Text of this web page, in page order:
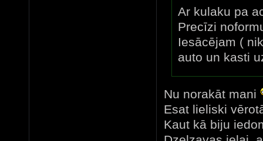
Ar kulaku pa
Precīzi
Iesācējam (
auto un kasti
Nu norakāt mani
Esat lieliski
Kaut kā biju